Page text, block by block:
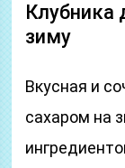
Клубника
зиму
Вкусная и
сахаром на